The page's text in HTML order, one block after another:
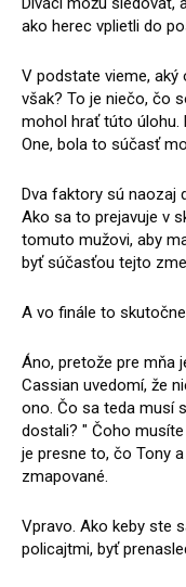
ako herec vplietli do
V podstate vieme, aký
však? To je niečo, čo
mohol hrať túto úlohu.
One, bola to súčasť
Dva faktory sú naozaj
Ako sa to prejavuje v
tomuto mužovi, aby
byť súčasťou tejto
A vo finále to
Áno, pretože pre mňa
Cassian uvedomí, že
ono. Čo sa teda musí
dostali? " Čoho
je presne to, čo Tony
zmapované.
Vpravo. Ako keby ste
policajtmi, byť